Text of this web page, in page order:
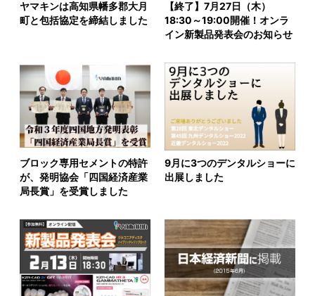
ヤマキンは高知県幡多郡大月
町と包括協定を締結しました
【終了】7月27日（木）
18:30～19:00開催！オンラ
イン新製品発表会のお知らせ
ブロック専用セメントの特許
が、発明協会「四国経済産業
局長賞」を受賞しました
9月に3つのデンタルショーに
出展しました